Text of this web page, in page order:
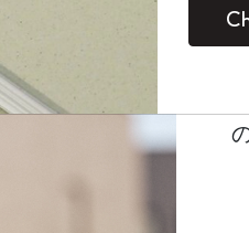
セット
パッションジャーナル
スチューデントカイエジャー
デイリープランナー
マンスリープランナー
カラーパターン ノートブック
サクラコレクション
馬年コレクション
健康を愛する方への贈り物です
趣味を愛する方へのギフト